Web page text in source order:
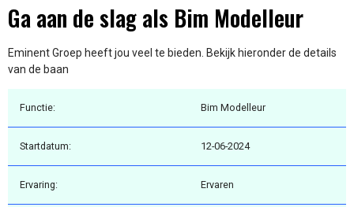
Ga aan de slag als Bim Modelleur
Eminent Groep heeft jou veel te bieden. Bekijk hieronder de details
van de baan
Functie: Bim Modelleur
Startdatum: 12-06-2024
Ervaring: Ervaren